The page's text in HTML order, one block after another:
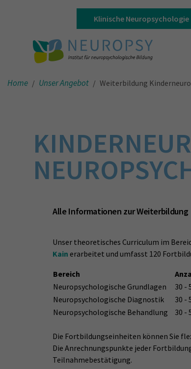
Home Unser Angebot Weiterbildung
Alle Informationen zur Weiterbildung
Unser theoretisches Curriculum im
Kain erarbeitet und umfasst 120
Bereich
Neuropsychologische Grundlagen
30 -
Neuropsychologische Diagnostik
30 -
Neuropsychologische Behandlung
30 -
Die Fortbildungseinheiten können Sie
Die Anrechnungspunkte jeder
Teilnahmebestätigung.
Klinische Neuropsychologie